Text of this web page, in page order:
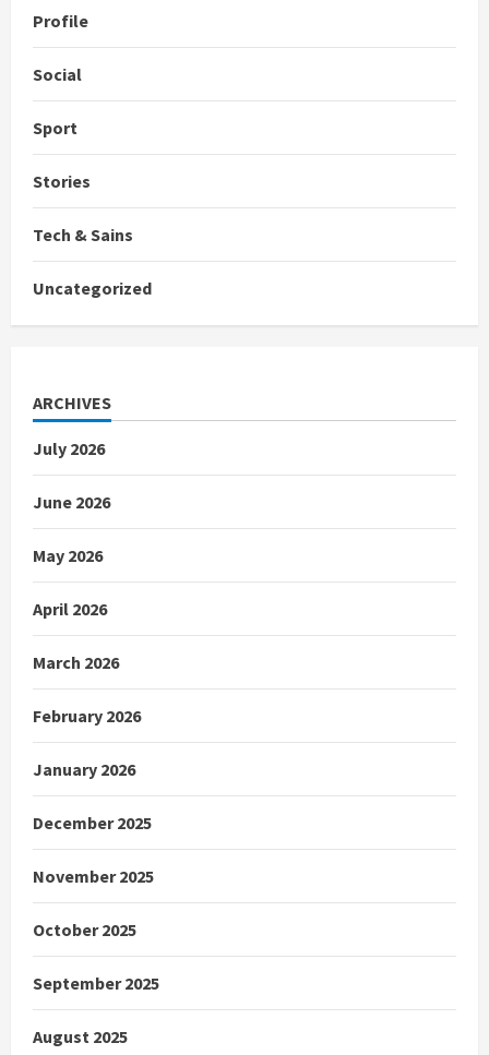
Profile
Social
Sport
Stories
Tech & Sains
Uncategorized
ARCHIVES
July 2026
June 2026
May 2026
April 2026
March 2026
February 2026
January 2026
December 2025
November 2025
October 2025
September 2025
August 2025